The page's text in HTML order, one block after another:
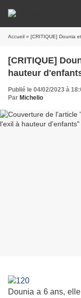
Accueil » [CRITIQUE] Dounia
[CRITIQUE]
hauteur
Publié le 04/02/2023 à
Par Michelio
Dounia a 6 ans,